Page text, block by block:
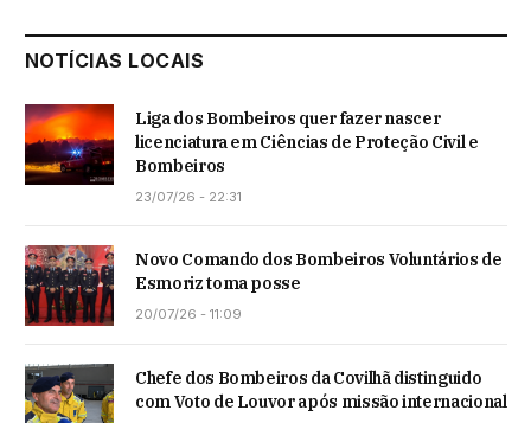
NOTÍCIAS LOCAIS
Liga dos Bombeiros quer fazer nascer
licenciatura em Ciências de Proteção Civil e
Bombeiros
23/07/26 - 22:31
Novo Comando dos Bombeiros Voluntários de
Esmoriz toma posse
20/07/26 - 11:09
Chefe dos Bombeiros da Covilhã distinguido
com Voto de Louvor após missão internacional